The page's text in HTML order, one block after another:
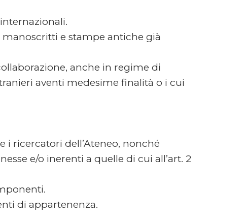
e stampe antiche già
anche in regime di
aventi medesime finalità o i cui
i ricercatori dell’Ateneo, nonché
e/o inerenti a quelle di cui all’art. 2
di appartenenza.